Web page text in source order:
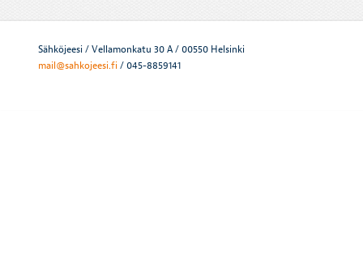
Sähköjeesi / Vellamonkatu 30 A / 00550 Helsinki
mail@sahkojeesi.fi/ 045-8859141